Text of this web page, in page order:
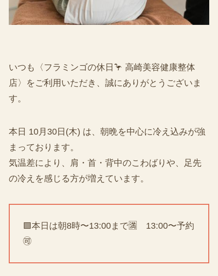
いつも〈フラミンゴの休日🦩 高崎美容健康整体
店〉をご利用いただき、誠にありがとうございま
す。
本日 10月30日(木) は、朝晩を中心に冷え込みが強
まっております。
気温差により、肩・首・背中のこわばりや、足先
の冷えを感じる方が増えています。
🟩本日は朝8時〜13:00まで🈵 13:00〜予約
🉑